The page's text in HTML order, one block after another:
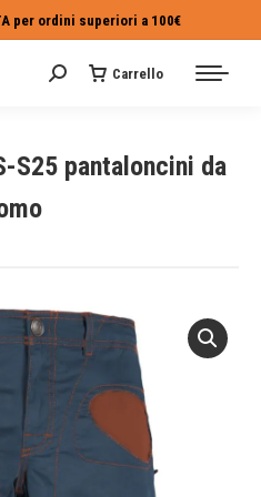
per ordini superiori a 100€
Cerca: Carrello
S25 pantaloncini da